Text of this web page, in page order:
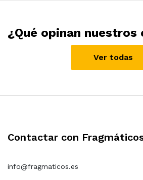
¿Qué opinan nuestros
Ver todas
Contactar con
info@fragmaticos.es